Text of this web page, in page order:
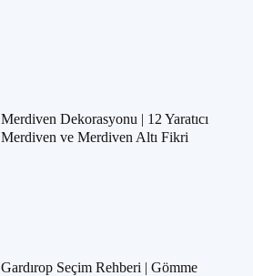
Merdiven Dekorasyonu | 12 Yaratıcı
Merdiven ve Merdiven Altı Fikri
Gardırop Seçim Rehberi | Gömme